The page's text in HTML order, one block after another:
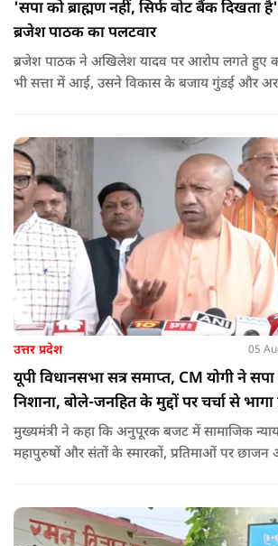
'सपा को ब्राह्मण नहीं, सिर्फ वोट बैंक
ब्रजेश पाठक का पलटवार
ब्रजेश पाठक ने अखिलेश यादव पर आरोप लगते हुए
भी सत्ता में आई, उसने विकास के बजाय गुंडई और
उत्तर प्रदेश 05
यूपी विधानसभा सत्र समाप्त, CM योगी ने सपा
निशाना, बोले-जनहित के मुद्दों पर चर्चा से भागा
मुख्यमंत्री ने कहा कि अनुपूरक बजट में सामाजिक
महापुरुषों और संतों के स्मारकों, प्रतिमाओं पर छाजन
चाहती थी, हालांकि सदन ने अंततः अनुपूरक बजट को